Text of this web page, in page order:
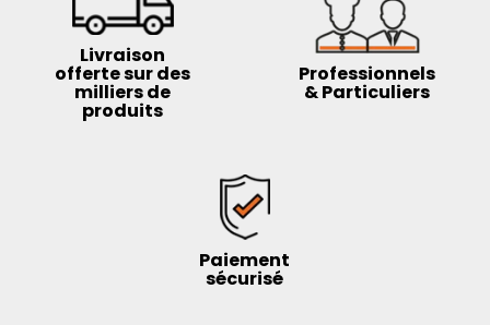
Livraison
offerte sur des
milliers de
produits
Professionnels
& Particuliers
Paiement
sécurisé